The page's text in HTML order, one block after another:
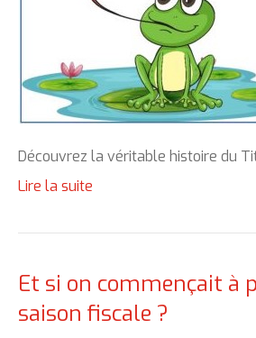
Découvrez la véritable histoire du
Lire la suite
Et si on commençait à
saison fiscale ?